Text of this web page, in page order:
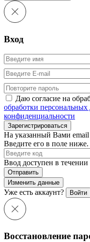
Вход
Даю согласие на
обработки
конфиденциальности
Зарегистрироваться
На указанный Вами email
Введите его в поле ниже.
Ввод доступен в течении
Отправить
Изменить данные
Уже есть аккаунт? Войти
Восстановление